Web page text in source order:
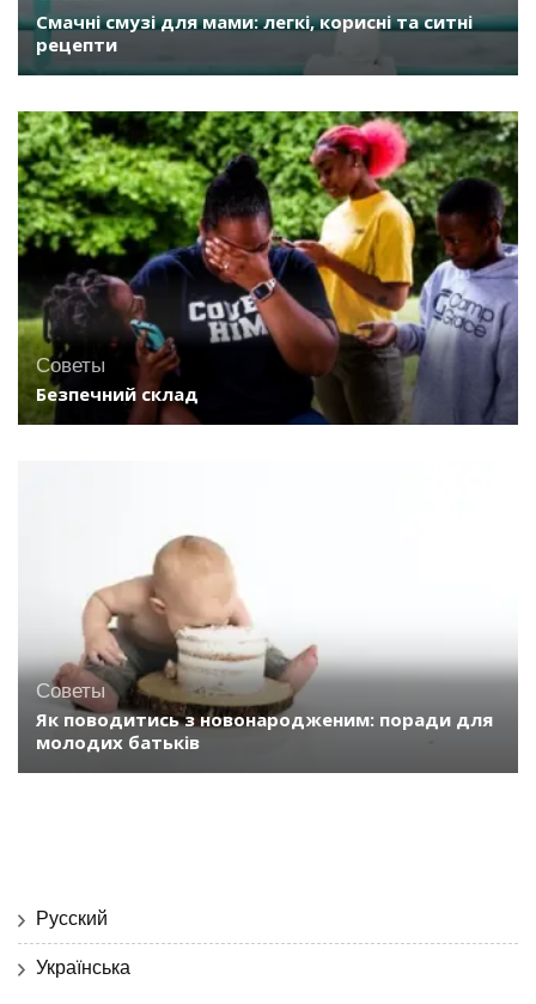
Смачні смузі для мами: легкі, корисні та ситні
рецепти
Советы
Безпечний склад
Советы
Як поводитись з новонародженим: поради для
молодих батьків
Русский
Українська